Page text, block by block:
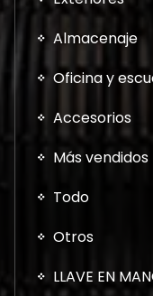
Almacenaje
Oficina y
Accesorios
Más vendidos
Todo
Otros
LLAVE EN